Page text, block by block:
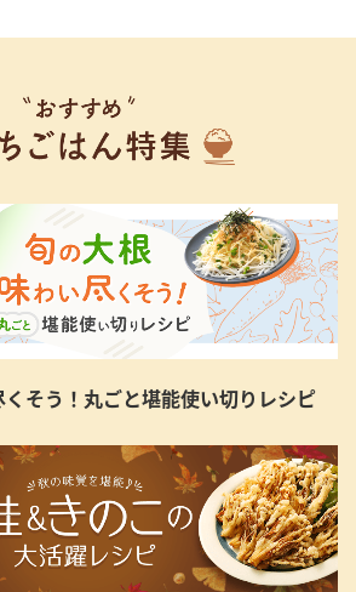
そう！丸ごと堪能使い切りレシピ